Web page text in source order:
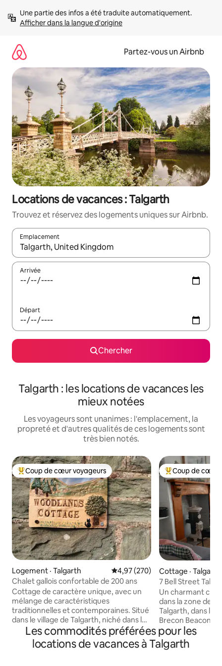
directement
Afficher dans la langue d'origine
Partez-vous un Airbnb
Locations de vacances : Talgarth
Trouvez et réservez des logements uniques sur Airbnb.
Emplacement
Quand les résultats sont affichés, parcourez-les en utilisant
Arrivée
Départ
Chercher
Talgarth : les locations de vacances les
mieux notées
Les voyageurs sont unanimes : l'emplacement, la
propreté et d'autres qualités de ces logements sont
très bien notés.
Coup de cœur voyageurs parmi les plus aimés
Coup de cœur voyageurs
Logement · Talgarth Note moyenne de 4,97 sur 5,
4,97 (270)
Chalet gallois confortable de 200 ans
Cottage de caractère unique, avec un
mélange de caractéristiques
traditionnelles et contemporaines. Situé
dans le village de Talgarth, niché dans les
contreforts des montagnes noires dans
le parc national de Brecon Beacons.
Seulement 10 miles de Brecon à l'ouest
Coup de cœur
Coup de cœur
Cottage · Talgarth
7 Bell Street
Un charmant
dans la zone de
Talgarth, dans le
Brecon Beacons.
d'une cuisine/
équipée, d'une
d'une chambre
Les commodités préférées pour les
locations de vacances à Talgarth